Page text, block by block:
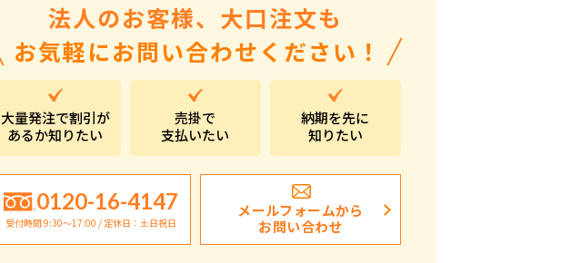
粗品・営業配布
入学・卒業記念品
自治体・公共団体向け
オープン・開業・開院
ポストイン
ばらまき、ショップイベント向け粗品・ノベ
法人のお客様、大口注文も
お気軽にお問い合わせください！
大量発注で割引が
あるか知りたい
売掛で
支払いたい
納期を先に
知りたい
0120-16-4147
受付時間 9:30〜17:00 / 定休日：土日祝日
メールフォームから
お問い合わせ